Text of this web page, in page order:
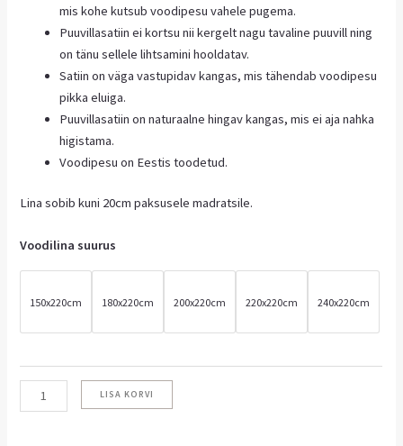
mis kohe kutsub voodipesu vahele pugema.
Puuvillasatiin ei kortsu nii kergelt nagu tavaline puuvill ning
on tänu sellele lihtsamini hooldatav.
Satiin on väga vastupidav kangas, mis tähendab voodipesu
pikka eluiga.
Puuvillasatiin on naturaalne hingav kangas, mis ei aja nahka
higistama.
Voodipesu on Eestis toodetud.
Lina sobib kuni 20cm paksusele madratsile.
Voodilina suurus
150x220cm 180x220cm 200x220cm 220x220cm 240x220cm
LISA KORVI